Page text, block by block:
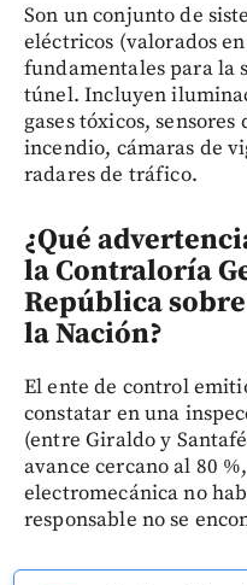
Son un conjunto de
eléctricos (valorados
fundamentales para la
túnel. Incluyen
gases tóxicos,
incendio, cámaras de
radares de tráfico.
¿Qué
la Contraloría
República
la Nación?
El ente de control
constatar en una
(entre Giraldo y
avance cercano al 80
electromecánica no
responsable no se